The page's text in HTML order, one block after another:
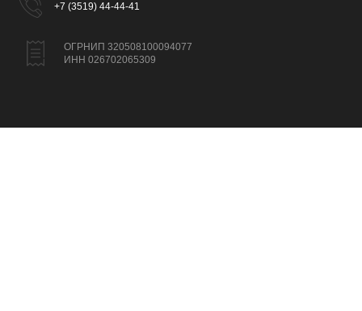
+7 (3519) 44-44-41
ОГРНИП 320508100094077
ИНН 026702065309